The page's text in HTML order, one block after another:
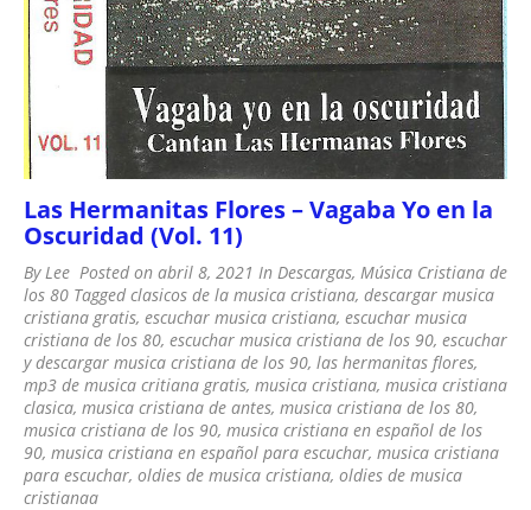
Las Hermanitas Flores – Vagaba Yo en la
Oscuridad (Vol. 11)
ByLee Posted on abril 8, 2021 In Descargas, Música Cristiana de
los 80 Taggedclasicos de la musica cristiana, descargar musica
cristiana gratis, escuchar musica cristiana, escuchar musica
cristiana de los 80, escuchar musica cristiana de los 90, escuchar
y descargar musica cristiana de los 90, las hermanitas flores,
mp3 de musica critiana gratis, musica cristiana, musica cristiana
clasica, musica cristiana de antes, musica cristiana de los 80,
musica cristiana de los 90, musica cristiana en español de los
90, musica cristiana en español para escuchar, musica cristiana
para escuchar, oldies de musica cristiana, oldies de musica
cristianaa